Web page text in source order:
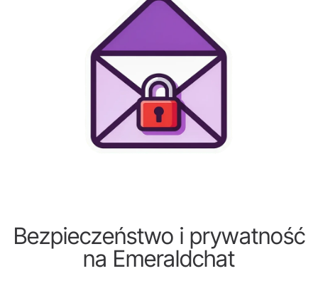
Bezpieczeństwo i prywatność
na Emeraldchat